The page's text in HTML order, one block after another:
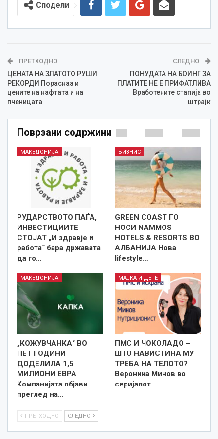
Сподели
ПРЕТХОДНО
ЦЕНАТА НА ЗЛАТОТО РУШИ
РЕКОРДИ Пораснаа и
цените на нафтата и на
пченицата
СЛЕДНО
ПОНУДАТА НА БОИНГ ЗА
ПЛАТИТЕ НЕ Е ПРИФАТЛИВА
Вработените стапија во
штрајк
Поврзани содржини
МАКЕДОНИЈА
РУДАРСТВОТО ПАЃА,
ИНВЕСТИЦИИТЕ
СТОЈАТ „И здравје и
работа“ бара државата
да го…
БИЗНИС
GREEN COAST ГО
НОСИ NAMMOS
HOTELS & RESORTS ВО
АЛБАНИЈА Нова
lifestyle…
МАКЕДОНИЈА
„КОЖУВЧАНКА“ ВО
ПЕТ ГОДИНИ
ДОДЕЛИЛА 1,5
МИЛИОНИ ЕВРА
Компанијата објави
преглед на…
МАЈКА И ДЕТЕ
ПМС И ЧОКОЛАДО –
ШТО НАВИСТИНА МУ
ТРЕБА НА ТЕЛОТО?
Вероника Минов во
серијалот…
ПРЕТХОДНО СЛЕДНО